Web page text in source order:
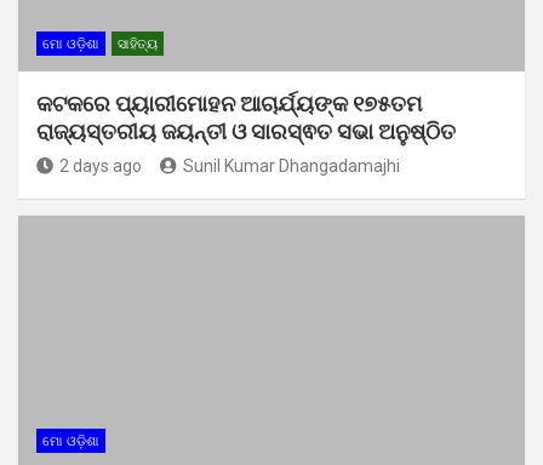
ମୋ ଓଡ଼ିଶା ସାହିତ୍ୟ
କଟକରେ ପ୍ୟାରୀମୋହନ ଆଚାର୍ଯ୍ୟଙ୍କ ୧୭୫ତମ
ରାଜ୍ୟସ୍ତରୀୟ ଜୟନ୍ତୀ ଓ ସାରସ୍ଵତ ସଭା ଅନୁଷ୍ଠିତ
2 days ago Sunil Kumar Dhangadamajhi
ମୋ ଓଡ଼ିଶା